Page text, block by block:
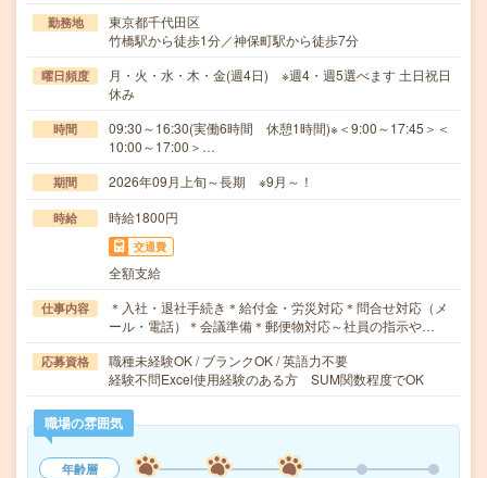
勤務地
東京都千代田区
竹橋駅から徒歩1分／神保町駅から徒歩7分
曜日頻度
月・火・水・木・金(週4日) ※週4・週5選べます 土日祝日
休み
時間
09:30～16:30(実働6時間 休憩1時間)※＜9:00～17:45＞＜
10:00～17:00＞…
期間 2026年09月上旬～長期 ※9月～！
時給 時給1800円
交通費
全額支給
仕事内容
＊入社・退社手続き＊給付金・労災対応＊問合せ対応（メ
ール・電話）＊会議準備＊郵便物対応～社員の指示や…
応募資格
職種未経験OK / ブランクOK / 英語力不要
経験不問Excel使用経験のある方 SUM関数程度でOK
職場の雰囲気
年齢層